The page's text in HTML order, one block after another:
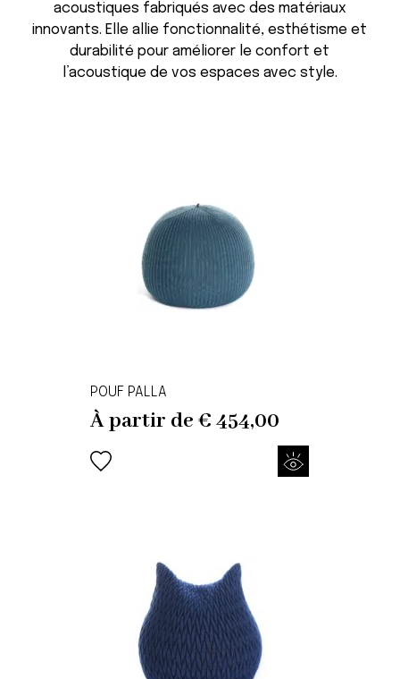
acoustiques fabriqués avec des matériaux
innovants. Elle allie fonctionnalité, esthétisme et
durabilité pour améliorer le confort et
l’acoustique de vos espaces avec style.
POUF PALLA
À partir de€ 454,00